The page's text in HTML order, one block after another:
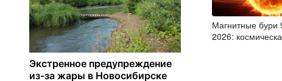
Магнитные бури
2026: